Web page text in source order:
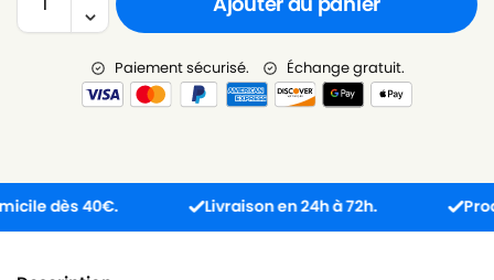
Paiement sécurisé. Échange gratuit.
dès 40€. Livraison en 24h à 72h. Produit